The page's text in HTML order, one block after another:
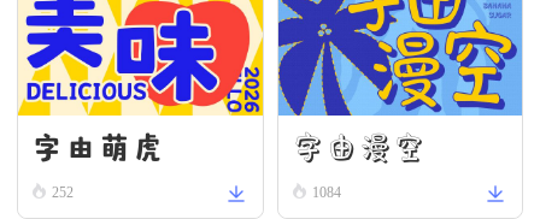
字由萌虎
252
字由漫空
1084